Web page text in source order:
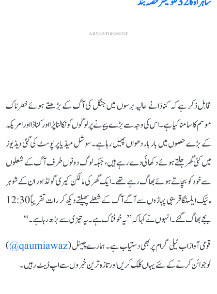
ADVERTISEMENT
قابل ذکر ہے کہ کناڈا نے حالیہ برسوں میں جنگل کی آگ کے بڑھتے ہوئے خطرناک
موسم کا سامنا کیا ہے۔ اس کی وجہ سے بڑے پیمانے پر لوگوں کو نکالنا پڑا اور کناڈا اور امریکہ
کے بڑے حصوں میں بار بار دھواں پھیل رہا ہے۔ سوشل میڈیا پر پوسٹ کی گئی ویڈیوز
میں کئی گھر جلتے ہوئے دکھائی دے رہے ہیں، جبکہ لوگ دونوں طرف آگ کے شعلوں
سے خود کو بچاتے ہوئے بھاگ رہے تھے۔ ایک گھر کی مالکن کیری گولڈ اور ان کے شوہر
مائیک ایلسنگا قریبی پہاڑوں سے آگے آگ کے شعلے پھیلتے دیکھ کر رات تقریباً 12:30
بجے بھاگ گئے۔ انہوں نے کہا کہ ’’یہ خوفناک ہے۔ یہ تیزی سے بڑھ رہا ہے۔‘‘
قومی آواز اب ٹیلی گرام پر بھی دستیاب ہے۔ ہمارے چینل (qaumiawaz@
)
کو جوائن کرنے کے لئے یہاں کلک کریں اور تازہ ترین خبروں سے اپ ڈیٹ رہیں۔